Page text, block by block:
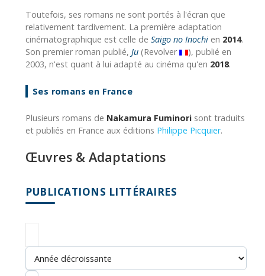
Toutefois, ses romans ne sont portés à l'écran que
relativement tardivement. La première adaptation
cinématographique est celle de Saigo no Inochi en 2014.
Son premier roman publié, Ju (Revolver
), publié en
2003, n'est quant à lui adapté au cinéma qu'en 2018.
Ses romans en France
Plusieurs romans de Nakamura Fuminori sont traduits
et publiés en France aux éditions Philippe Picquier.
Œuvres & Adaptations
PUBLICATIONS LITTÉRAIRES